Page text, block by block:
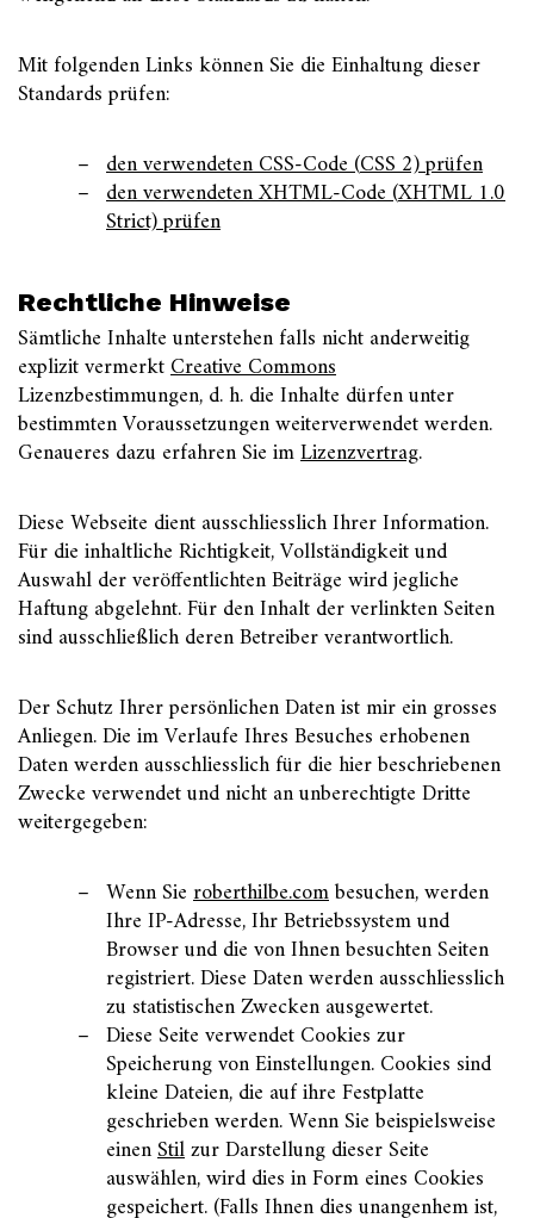
Mit folgenden Links können Sie die Einhaltung dieser
Standards prüfen:
den verwendetenCSS-Code (CSS2) prüfen
den verwendetenXHTML-Code (XHTML1.0
Strict) prüfen
Rechtliche Hinweise
Sämtliche Inhalte unterstehen falls nicht anderweitig
explizit vermerktCreative Commons
Lizenzbestimmungen, d. h. die Inhalte dürfen unter
bestimmten Voraussetzungen weiterverwendet werden.
Genaueres dazu erfahren Sie imLizenzvertrag.
Diese Webseite dient ausschliesslich Ihrer Information.
Für die inhaltliche Richtigkeit, Vollständigkeit und
Auswahl der veröffentlichten Beiträge wird jegliche
Haftung abgelehnt. Für den Inhalt der verlinkten Seiten
sind ausschließlich deren Betreiber verantwortlich.
Der Schutz Ihrer persönlichen Daten ist mir ein grosses
Anliegen. Die im Verlaufe Ihres Besuches erhobenen
Daten werden ausschliesslich für die hier beschriebenen
Zwecke verwendet und nicht an unberechtigte Dritte
weitergegeben:
Wenn Sieroberthilbe.combesuchen, werden
Ihre IP-Adresse, Ihr Betriebssystem und
Browser und die von Ihnen besuchten Seiten
registriert. Diese Daten werden ausschliesslich
zu statistischen Zwecken ausgewertet.
Diese Seite verwendet Cookies zur
Speicherung von Einstellungen. Cookies sind
kleine Dateien, die auf ihre Festplatte
geschrieben werden. Wenn Sie beispielsweise
einenStilzur Darstellung dieser Seite
auswählen, wird dies in Form eines Cookies
gespeichert. (Falls Ihnen dies unangenhem ist,